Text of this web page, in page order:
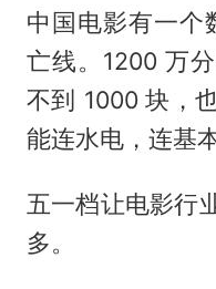
中国电影有一个
亡线。1200 万
不到 1000 块，
能连水电，连基
五一档让电影行
多。